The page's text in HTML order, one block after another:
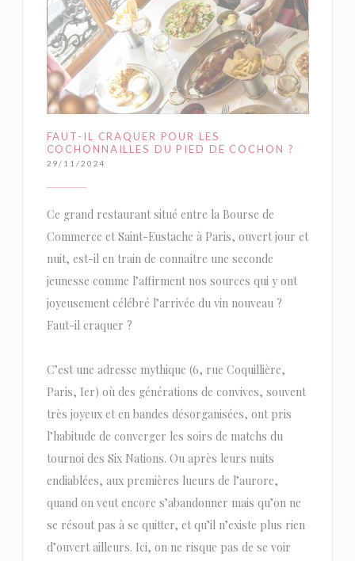
FAUT-IL CRAQUER POUR LES
COCHONNAILLES DU PIED DE COCHON ?
29/11/2024
Ce grand restaurant situé entre la Bourse de
Commerce et Saint-Eustache à Paris, ouvert jour et
nuit, est-il en train de connaître une seconde
jeunesse comme l’affirment nos sources qui y ont
joyeusement célébré l’arrivée du vin nouveau ?
Faut-il craquer ?
C’est une adresse mythique (6, rue Coquillière,
Paris, Ier) où des générations de convives, souvent
très joyeux et en bandes désorganisées, ont pris
l’habitude de converger les soirs de matchs du
tournoi des Six Nations. Ou après leurs nuits
endiablées, aux premières lueurs de l’aurore,
quand on veut encore s’abandonner mais qu’on ne
se résout pas à se quitter, et qu’il n’existe plus rien
d’ouvert ailleurs. Ici, on ne risque pas de se voir